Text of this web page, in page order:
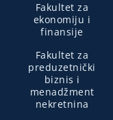
Fakultet za
ekonomiju i
finansije
Fakultet za
preduzetnički
biznis i
menadžment
nekretnina